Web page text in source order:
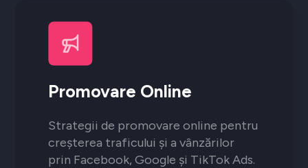
Promovare Online
Strategii de promovare online pentru
creșterea traficului și a vânzărilor
prin Facebook, Google și TikTok Ads.